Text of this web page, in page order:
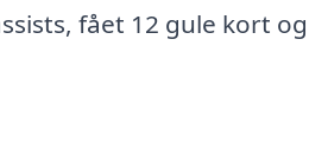
fået 12 gule kort og